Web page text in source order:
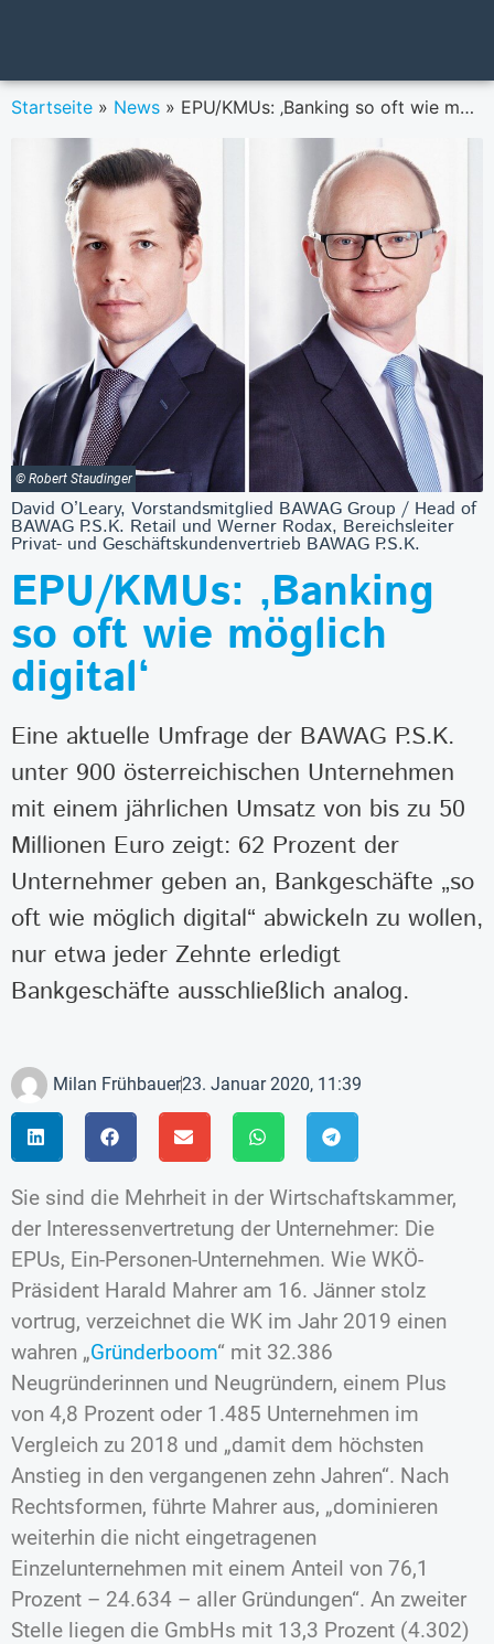
Startseite » News » EPU/KMUs: ‚Banking so oft wie möglich digital‘
© Robert Staudinger
David O’Leary, Vorstandsmitglied BAWAG Group / Head of
BAWAG P.S.K. Retail und Werner Rodax, Bereichsleiter
Privat- und Geschäftskundenvertrieb BAWAG P.S.K.
EPU/KMUs: ‚Banking
so oft wie möglich
digital‘
Eine aktuelle Umfrage der BAWAG P.S.K.
unter 900 österreichischen Unternehmen
mit einem jährlichen Umsatz von bis zu 50
Millionen Euro zeigt: 62 Prozent der
Unternehmer geben an, Bankgeschäfte „so
oft wie möglich digital“ abwickeln zu wollen,
nur etwa jeder Zehnte erledigt
Bankgeschäfte ausschließlich analog.
Milan Frühbauer23. Januar 2020, 11:39
Sie sind die Mehrheit in der Wirtschaftskammer,
der Interessenvertretung der Unternehmer: Die
EPUs, Ein-Personen-Unternehmen. Wie WKÖ-
Präsident Harald Mahrer am 16. Jänner stolz
vortrug, verzeichnet die WK im Jahr 2019 einen
wahren „Gründerboom“ mit 32.386
Neugründerinnen und Neugründern, einem Plus
von 4,8 Prozent oder 1.485 Unternehmen im
Vergleich zu 2018 und „damit dem höchsten
Anstieg in den vergangenen zehn Jahren“. Nach
Rechtsformen, führte Mahrer aus, „dominieren
weiterhin die nicht eingetragenen
Einzelunternehmen mit einem Anteil von 76,1
Prozent – 24.634 – aller Gründungen“. An zweiter
Stelle liegen die GmbHs mit 13,3 Prozent (4.302)